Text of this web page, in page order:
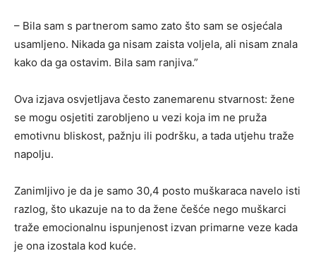
– Bila sam s partnerom samo zato što sam se osjećala
usamljeno. Nikada ga nisam zaista voljela, ali nisam znala
kako da ga ostavim. Bila sam ranjiva.”
Ova izjava osvjetljava često zanemarenu stvarnost: žene
se mogu osjetiti zarobljeno u vezi koja im ne pruža
emotivnu bliskost, pažnju ili podršku, a tada utjehu traže
napolju.
Zanimljivo je da je samo 30,4 posto muškaraca navelo isti
razlog, što ukazuje na to da žene češće nego muškarci
traže emocionalnu ispunjenost izvan primarne veze kada
je ona izostala kod kuće.